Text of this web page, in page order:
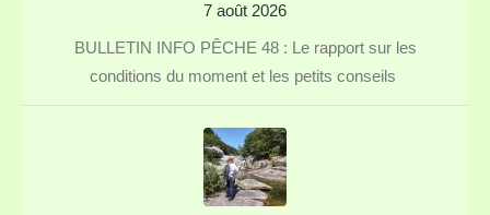
7 août 2026
BULLETIN INFO PÊCHE 48 : Le rapport sur les
conditions du moment et les petits conseils